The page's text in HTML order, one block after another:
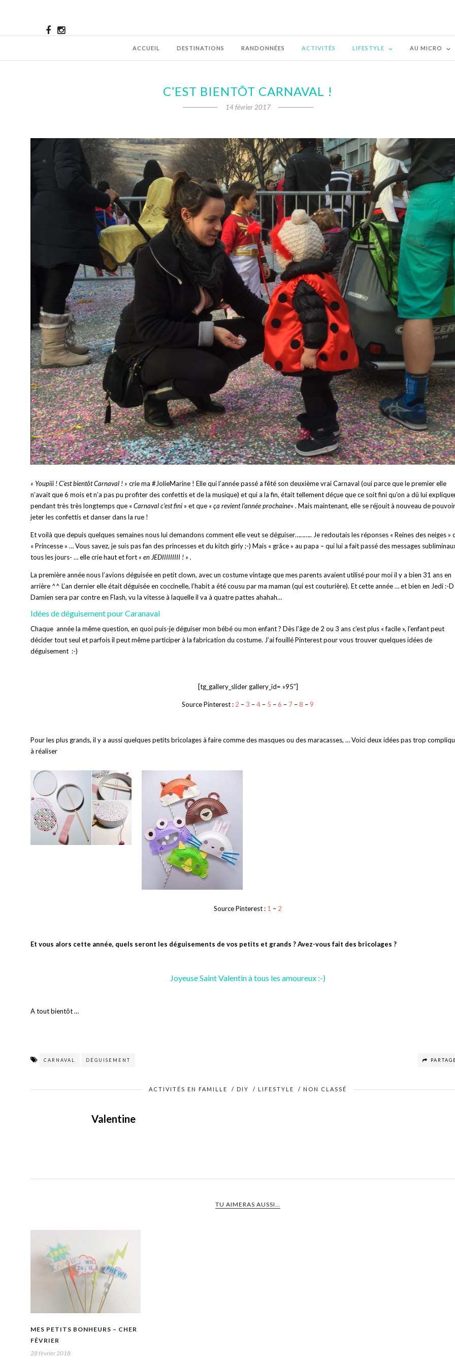
ACCUEIL DESTINATIONS RANDONNÉES ACTIVITÉS LIFESTYLE AU MICRO
C’EST BIENTÔT CARNAVAL !
14 février 2017
« Youpiii ! C’est bientôt Carnaval ! » crie ma #JolieMarine ! Elle qui l’année passé a fêté son deuxième vrai Carnaval (oui parce que le premier elle
n’avait que 6 mois et n’a pas pu profiter des confettis et de la musique) et qui a la fin, était tellement déçue que ce soit fini qu’on a dû lui
pendant très très longtemps que « Carnaval c’est fini » et que « ça revient l’année prochaine« . Mais maintenant, elle se réjouit à nouveau de pouvoir
jeter les confettis et danser dans la rue !
Et voilà que depuis quelques semaines nous lui demandons comment elle veut se déguiser……….. Je redoutais les réponses « Reines des neiges »
« Princesse » … Vous savez, je suis pas fan des princesses et du kitch girly ;-) Mais « grâce » au papa – qui lui a fait passé des messages
tous les jours- … elle crie haut et fort « en JEDIIIIIIIII ! » .
La première année nous l’avions déguisée en petit clown, avec un costume vintage que mes parents avaient utilisé pour moi il y a bien 31 ans en
arrière ^^ L’an dernier elle était déguisée en coccinelle, l’habit a été cousu par ma maman (qui est couturière). Et cette année … et bien en Jedi :-D
Damien sera par contre en Flash, vu la vitesse à laquelle il va à quatre pattes ahahah…
Idées de déguisement pour Caranaval
Chaque année la même question, en quoi puis-je déguiser mon bébé ou mon enfant ? Dès l’âge de 2 ou 3 ans c’est plus « facile », l’enfant peut
décider tout seul et parfois il peut même participer à la fabrication du costume. J’ai fouillé Pinterest pour vous trouver quelques idées de
déguisement :-)
[tg_gallery_slider gallery_id= »95″]
Source Pinterest : 2 – 3 –4 – 5 –6 – 7 –8 – 9
Pour les plus grands, il y a aussi quelques petits bricolages à faire comme des masques ou des maracasses, … Voici deux idées pas trop
à réaliser
Source Pinterest : 1 – 2
Et vous alors cette année, quels seront les déguisements de vos petits et grands ? Avez-vous fait des bricolages ?
Joyeuse Saint Valentin à tous les amoureux :-)
A tout bientôt …
CARNAVAL DÉGUISEMENT
ACTIVITÉS EN FAMILLE / DIY / LIFESTYLE / NON CLASSÉ
Valentine
TU AIMERAS AUSSI…
MES PETITS BONHEURS – CHER
FÉVRIER
28 février 2018